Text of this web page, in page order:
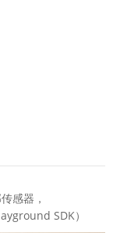
感器，
SDK）